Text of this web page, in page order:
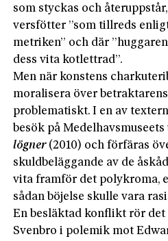
som styckas och
versfötter ”som tillreds
metriken” och där
dess vita kotlettrad”.
Men när konstens
moralisera över
problematiskt. I en av
besök på
lögner(2010) och förfäras
skuldbeläggande av de
vita framför det polykroma,
sådan böjelse skulle vara
En besläktad konflikt rör det
Svenbro i polemik mot